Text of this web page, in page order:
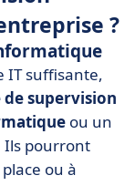
?
IT suffisante,
de supervision
ou un
Ils pourront
ou à